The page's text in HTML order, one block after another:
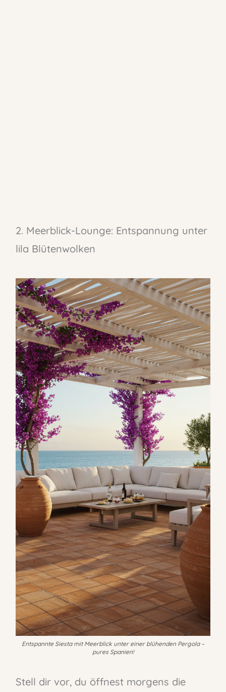
2. Meerblick-Lounge: Entspannung unter
lila Blütenwolken
Entspannte Siesta mit Meerblick unter einer blühenden Pergola –
pures Spanien!
Stell dir vor, du öffnest morgens die